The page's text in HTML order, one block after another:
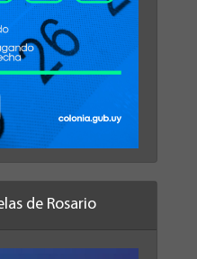
de Rosario